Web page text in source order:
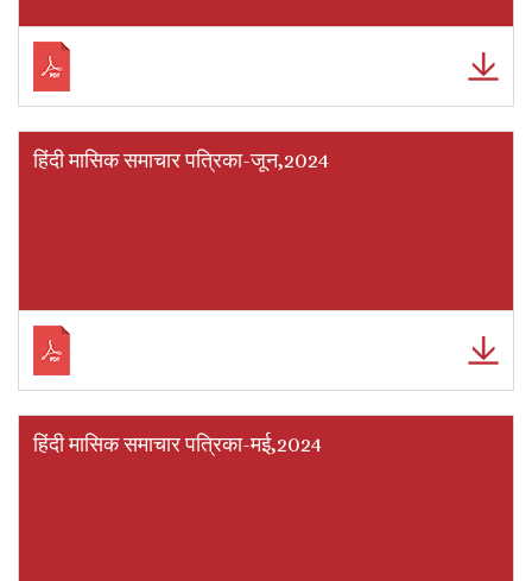
हिंदी मासिक समाचार पत्रिका-जून,2024
हिंदी मासिक समाचार पत्रिका-मई,2024